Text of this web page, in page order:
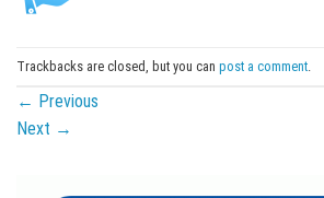
Trackbacks are closed, but you can post a comment
← Previous
Next →